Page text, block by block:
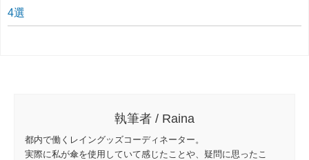
4選
執筆者 / Raina
都内で働くレイングッズコーディネーター。
実際に私が傘を使用していて感じたことや、疑問に思ったこ